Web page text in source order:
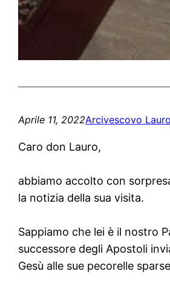
Aprile 11, 2022Arcivescovo Lauro
Caro don Lauro,
abbiamo accolto con
la notizia della sua visita.
Sappiamo che lei è il nostro
successore degli Apostoli
Gesù alle sue pecorelle